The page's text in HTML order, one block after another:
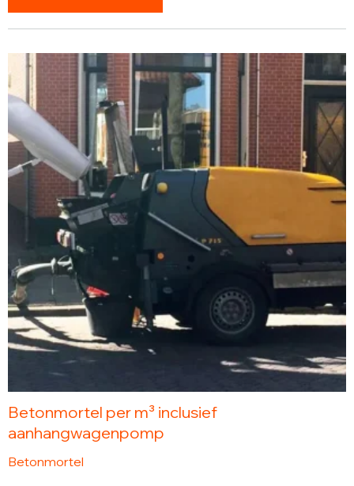
Betonmortel per m³ inclusief
aanhangwagenpomp
Betonmortel